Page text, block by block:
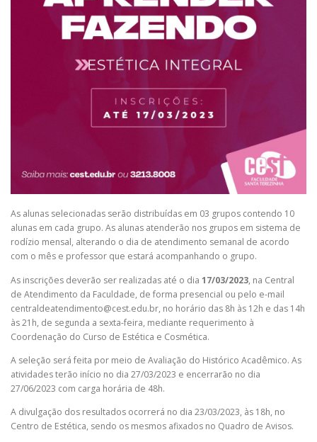
As alunas selecionadas serão distribuídas em 03 grupos contendo 10
alunas em cada grupo. As alunas atenderão nos grupos em sistema de
rodízio mensal, alterando o dia de atendimento semanal de acordo
com o mês e professor que estará acompanhando o grupo.
As inscrições deverão ser realizadas até o dia 17/03/2023, na Central
de Atendimento da Faculdade, de forma presencial ou pelo e-mail
centraldeatendimento@cest.edu.br, no horário das 8h às 12h e das 14h
às 21h, de segunda a sexta-feira, mediante requerimento à
Coordenação do Curso de Estética e Cosmética.
A seleção será feita por meio de Avaliação do Histórico Acadêmico. As
atividades terão início no dia 27/03/2023 e encerrarão no dia
27/06/2023 com carga horária de 48h.
A divulgação dos resultados ocorrerá no dia 23/03/2023, às 18h, no
Centro de Estética, sendo os mesmos afixados no Quadro de Avisos.